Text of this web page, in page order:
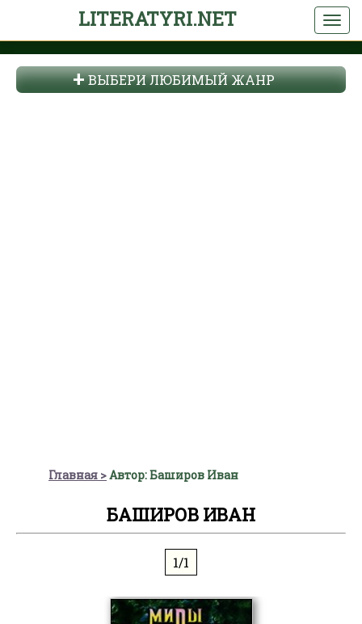
LITERATYRI.NET
ВЫБЕРИ ЛЮБИМЫЙ ЖАНР
Главная Автор: Баширов Иван
БАШИРОВ ИВАН
1/1